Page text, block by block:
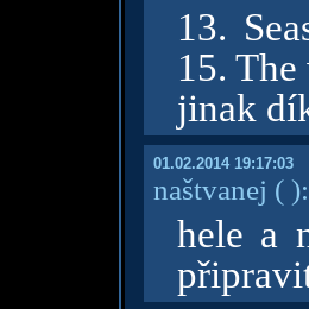
13.
15.
jinak
01.02.2014 19:17:03
naštvanej ( ):
hele a